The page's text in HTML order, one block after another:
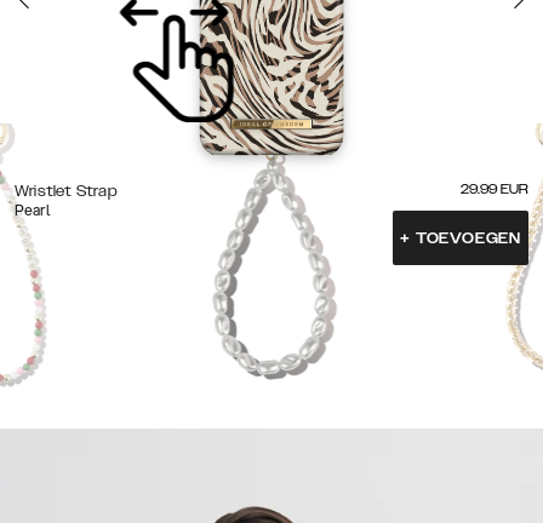
Wristlet Strap
Pearl
29.99 EUR
+ TOEVOEGEN